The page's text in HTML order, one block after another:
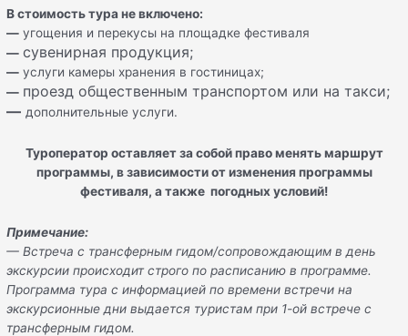
В стоимость тура не включено:
— угощения и перекусы на площадке фестиваля
— сувенирная продукция;
— услуги камеры хранения в гостиницах;
— проезд общественным транспортом или на такси;
— дополнительные услуги.
Туроператор оставляет за собой право менять маршрут
программы, в зависимости от изменения программы
фестиваля, а также погодных условий!
Примечание:
— Встреча с трансферным гидом/сопровождающим в день
экскурсии происходит строго по расписанию в программе.
Программа тура с информацией по времени встречи на
экскурсионные дни выдается туристам при 1-ой встрече с
трансферным гидом.